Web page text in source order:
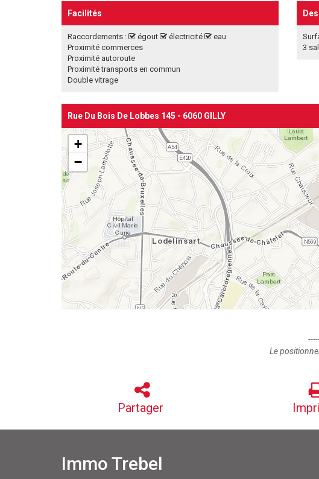
Facilités
Raccordements : égout électricité
eau
Proximité commerces
Proximité autoroute
Proximité transports en commun
Double vitrage
3
Rue Du Bois De Lobbes 145 - 6060 GILLY
+
−
Le
Partager
Immo Trebel